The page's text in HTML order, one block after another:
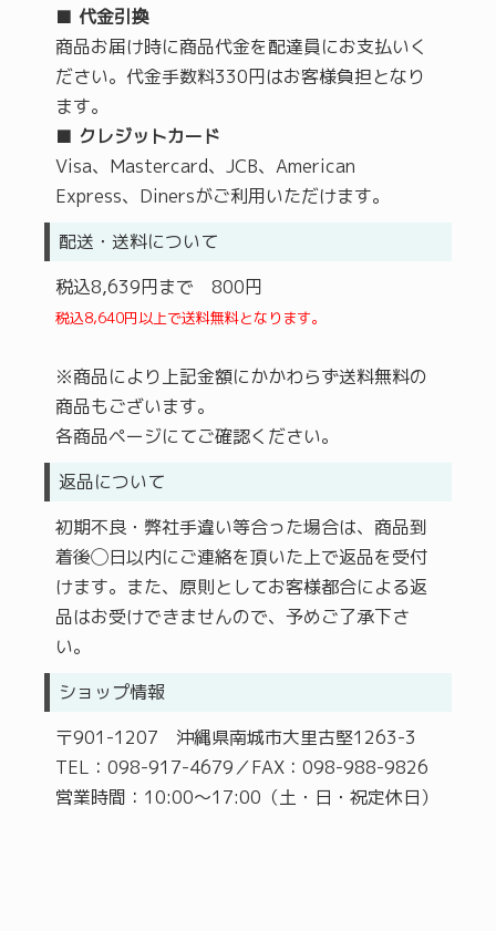
■ 代金引換
商品お届け時に商品代金を配達員にお支払いく
ださい。代金手数料330円はお客様負担となり
ます。
■ クレジットカード
Visa、Mastercard、JCB、American
Express、Dinersがご利用いただけます。
配送・送料について
税込8,639円まで 800円
税込8,640円以上で送料無料となります。
※商品により上記金額にかかわらず送料無料の
商品もございます。
各商品ページにてご確認ください。
返品について
初期不良・弊社手違い等合った場合は、商品到
着後◯日以内にご連絡を頂いた上で返品を受付
けます。また、原則としてお客様都合による返
品はお受けできませんので、予めご了承下さ
い。
ショップ情報
〒901-1207 沖縄県南城市大里古堅1263-3
TEL：098-917-4679／FAX：098-988-9826
営業時間：10:00～17:00（土・日・祝定休日）